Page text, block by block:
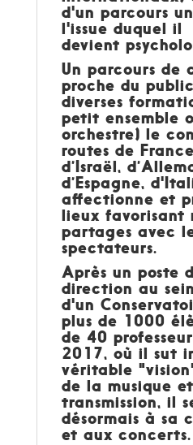
d'un parcours
l'issue duquel il
devient
Un parcours de
proche du
diverses
petit ensemble
orchestre) le
routes de
d’Israël,
d’Espagne,
affectionne et
lieux favorisant
partages avec
spectateurs.
Après un poste
direction au sein
d'un
plus de 1000
de 40
2017, où il sut
véritable
de la musique
transmission, il
désormais à sa
et aux concerts.